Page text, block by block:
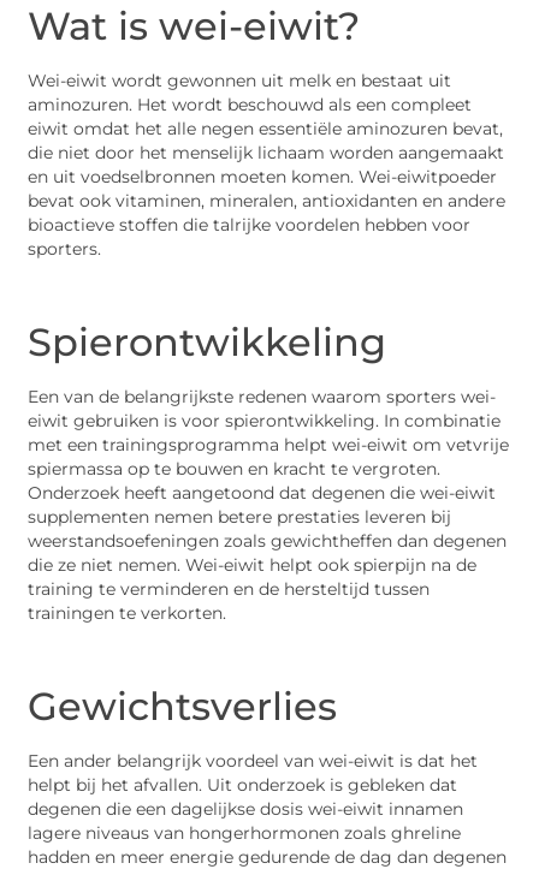
Wat is wei-eiwit?
Wei-eiwit wordt gewonnen uit melk en bestaat uit
aminozuren. Het wordt beschouwd als een compleet
eiwit omdat het alle negen essentiële aminozuren bevat,
die niet door het menselijk lichaam worden aangemaakt
en uit voedselbronnen moeten komen. Wei-eiwitpoeder
bevat ook vitaminen, mineralen, antioxidanten en andere
bioactieve stoffen die talrijke voordelen hebben voor
sporters.
Spierontwikkeling
Een van de belangrijkste redenen waarom sporters wei-
eiwit gebruiken is voor spierontwikkeling. In combinatie
met een trainingsprogramma helpt wei-eiwit om vetvrije
spiermassa op te bouwen en kracht te vergroten.
Onderzoek heeft aangetoond dat degenen die wei-eiwit
supplementen nemen betere prestaties leveren bij
weerstandsoefeningen zoals gewichtheffen dan degenen
die ze niet nemen. Wei-eiwit helpt ook spierpijn na de
training te verminderen en de hersteltijd tussen
trainingen te verkorten.
Gewichtsverlies
Een ander belangrijk voordeel van wei-eiwit is dat het
helpt bij het afvallen. Uit onderzoek is gebleken dat
degenen die een dagelijkse dosis wei-eiwit innamen
lagere niveaus van hongerhormonen zoals ghreline
hadden en meer energie gedurende de dag dan degenen